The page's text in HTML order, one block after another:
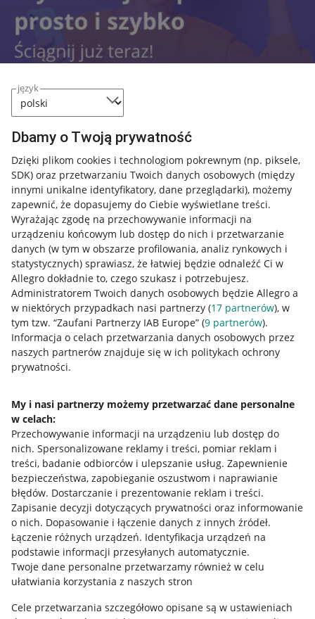
język
Dbamy o Twoją prywatność
Dzięki plikom cookies i technologiom pokrewnym (np. piksele,
SDK) oraz przetwarzaniu Twoich danych osobowych (między
innymi unikalne identyfikatory, dane przeglądarki), możemy
zapewnić, że dopasujemy do Ciebie wyświetlane treści.
Wyrażając zgodę na przechowywanie informacji na
urządzeniu końcowym lub dostęp do nich i przetwarzanie
danych (w tym w obszarze profilowania, analiz rynkowych i
statystycznych) sprawiasz, że łatwiej będzie odnaleźć Ci w
Allegro dokładnie to, czego szukasz i potrzebujesz.
Administratorem Twoich danych osobowych będzie Allegro a
w niektórych przypadkach nasi partnerzy (17 partnerów), w
tym tzw. “Zaufani Partnerzy IAB Europe” (9 partnerów).
Informacja o celach przetwarzania danych osobowych przez
naszych partnerów znajduje się w ich politykach ochrony
prywatności.
My i nasi partnerzy możemy przetwarzać dane personalne
w celach:
Przechowywanie informacji na urządzeniu lub dostęp do
nich. Spersonalizowane reklamy i treści, pomiar reklam i
treści, badanie odbiorców i ulepszanie usług. Zapewnienie
bezpieczeństwa, zapobieganie oszustwom i naprawianie
błędów. Dostarczanie i prezentowanie reklam i treści.
Zapisanie decyzji dotyczących prywatności oraz informowanie
o nich. Dopasowanie i łączenie danych z innych źródeł.
Łączenie różnych urządzeń. Identyfikacja urządzeń na
podstawie informacji przesyłanych automatycznie.
Twoje dane personalne przetwarzamy również w celu
ułatwiania korzystania z naszych stron
Cele przetwarzania szczegółowo opisane są w ustawieniach
Przydatne informacje
Jak to działa
Napisz do nas
Allegro Gadane dla sprzedających
Allegro Gadane dla kupujących
Mapa miejscowości
Informacje prawne
Regulamin
Ustawienia plików "cookies"
Udostępnianie lokalizacji
Informacje dla Aktu o Usługach Cyfrowych
Pobierz aplikację